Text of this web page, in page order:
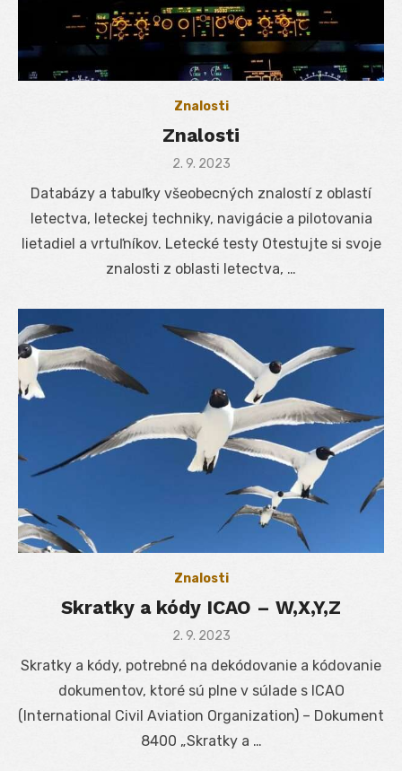
Znalosti
Znalosti
Posted
2. 9. 2023
Databázy a tabuľky všeobecných znalostí z oblastí
letectva, leteckej techniky, navigácie a pilotovania
lietadiel a vrtuľníkov. Letecké testy Otestujte si svoje
znalosti z oblasti letectva, …
Znalosti
Skratky a kódy ICAO – W,X,Y,Z
Posted
2. 9. 2023
Skratky a kódy, potrebné na dekódovanie a kódovanie
dokumentov, ktoré sú plne v súlade s ICAO
(International Civil Aviation Organization) – Dokument
8400 „Skratky a …